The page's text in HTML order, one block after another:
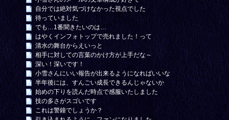
自分では絶対気づけなかった視点でした
待っていました
でも…1番聞きたいのは…
はやくインフォトップで売れました！って
清水の舞台からえいっと
相手に対しての言葉のかけ方が上手だな～
深い！深いです！
小雪さんにいい報告が出来るようになればいいな
半年後には、すんごい成長できるんじゃないか
始めの下りを読んだ時点で感服いたしました
技の多さがスゴいです
これは警鐘でしょうか？